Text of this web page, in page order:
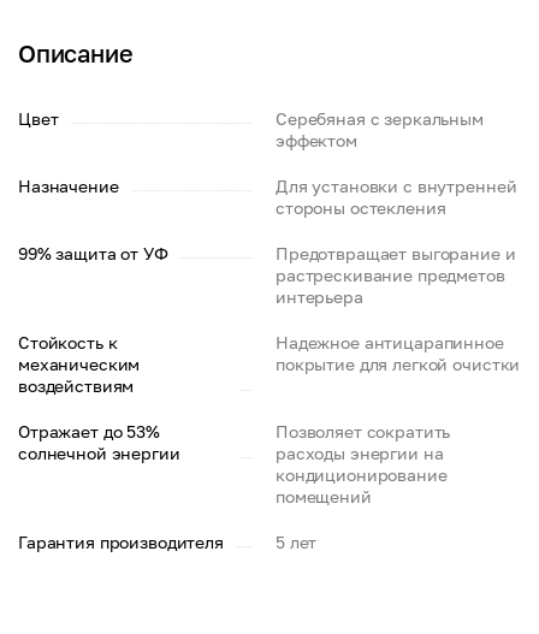
Описание
Цвет
Серебяная с зеркальным
эффектом
Назначение
Для установки с внутренней
стороны остекления
99% защита от УФ
Предотвращает выгорание и
растрескивание предметов
интерьера
Стойкость к
механическим
воздействиям
Надежное антицарапинное
покрытие для легкой очистки
Отражает до 53%
солнечной энергии
Позволяет сократить
расходы энергии на
кондиционирование
помещений
Гарантия производителя 5 лет